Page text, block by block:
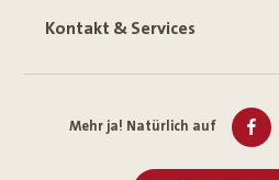
Kontakt & Services
Mehr ja! Natürlich auf